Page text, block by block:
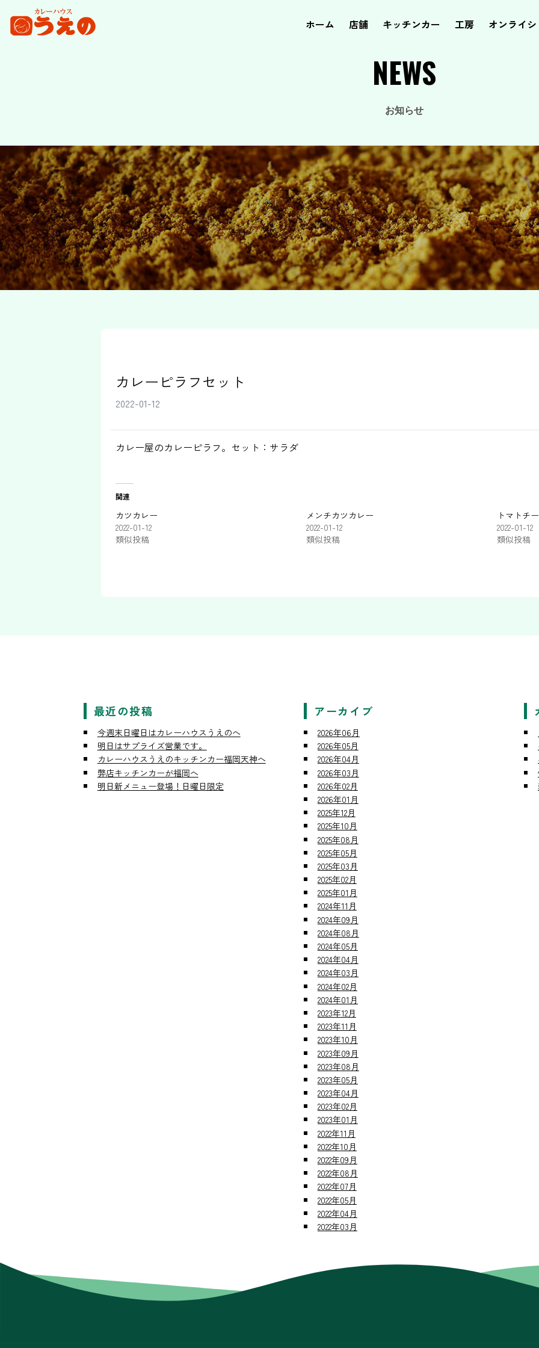
ホーム 店舗 キッチンカー 工房 オンライ
NEWS
お知らせ
カレーピラフセット
2022-01-12
カレー屋のカレーピラフ。セット：サラダ
関連
カツカレー
2022-01-12
類似投稿
メンチカツカレー
2022-01-12
類似投稿
トマトチ
2022-01-12
類似投稿
最近の投稿
今週末日曜日はカレーハウスうえのへ
明日はサプライズ営業です。
カレーハウスうえのキッチンカー福岡天神へ
弊店キッチンカーが福岡へ
明日新メニュー登場！日曜日限定
アーカイブ
2026年06月
2026年05月
2026年04月
2026年03月
2026年02月
2026年01月
2025年12月
2025年10月
2025年08月
2025年05月
2025年03月
2025年02月
2025年01月
2024年11月
2024年09月
2024年08月
2024年05月
2024年04月
2024年03月
2024年02月
2024年01月
2023年12月
2023年11月
2023年10月
2023年09月
2023年08月
2023年05月
2023年04月
2023年02月
2023年01月
2022年11月
2022年10月
2022年09月
2022年08月
2022年07月
2022年05月
2022年04月
2022年03月